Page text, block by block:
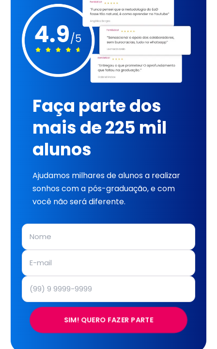
Faça parte dos
mais de 225 mil
alunos
Ajudamos milhares de alunos a realizar
sonhos com a pós-graduação, e com
você não será diferente.
SIM! QUERO FAZER PARTE